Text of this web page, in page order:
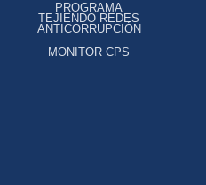
PROGRAMA
TEJIENDO REDES
ANTICORRUPCIÓN
MONITOR CPS